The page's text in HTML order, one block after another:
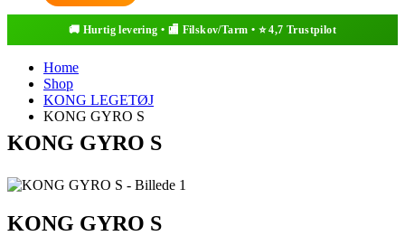
Home
Shop
KONG LEGETØJ
KONG GYRO S
KONG GYRO S
KONG GYRO S